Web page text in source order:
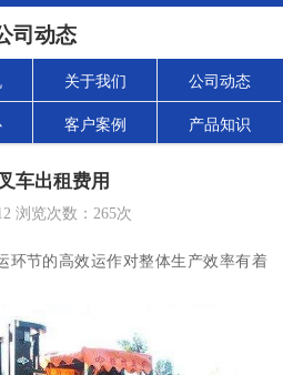
司动态
关于我们 公司动态
客户案例 产品知识
车出租费用
浏览次数： 265次
环节的高效运作对整体生产效率有着